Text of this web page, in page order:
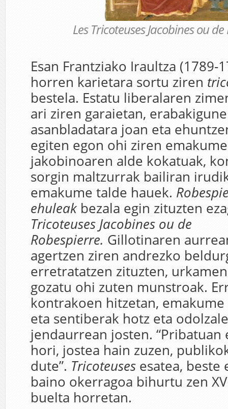
Les Tricoteuses Jacobines ou
Esan Frantziako Iraultza (1789-
horren karietara sortu ziren
bestela. Estatu liberalaren
ari ziren garaietan,
asanbladatara joan eta
egiten egon ohi ziren
jakobinoaren alde kokatuak,
sorgin maltzurrak bailiran
emakume talde hauek.
ehuleak bezala egin zituzten
Tricoteuses Jacobines ou de
Robespierre. Gillotinaren
agertzen ziren andrezko
erretratatzen zituzten,
gozatu ohi zuten munstroak.
kontrakoen hitzetan,
eta sentiberak hotz eta
jendaurrean josten.
hori, jostea hain zuzen,
dute”. Tricoteuses esatea, beste
baino okerragoa bihurtu zen
buelta horretan.